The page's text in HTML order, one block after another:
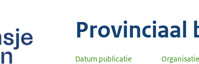
Provinciaal
Datum publicatie Organisatie